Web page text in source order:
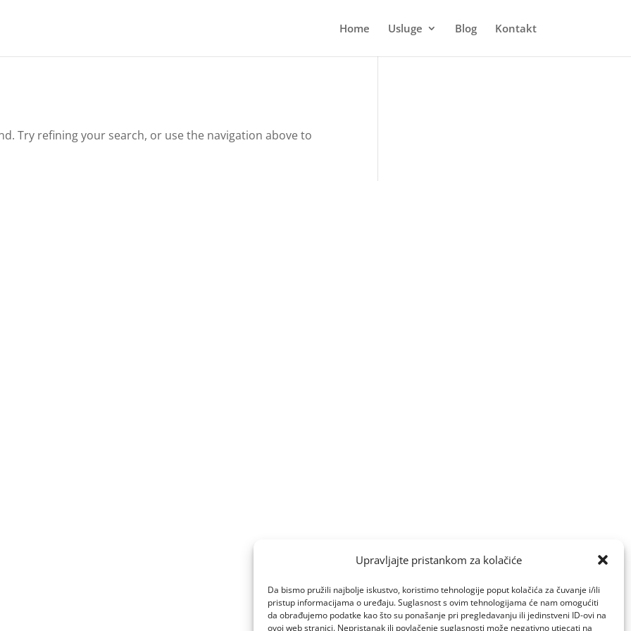
Upravljajte pristankom za kolačiće
Da bismo pružili najbolje iskustvo, koristimo tehnologije poput kolačića za čuvanje i/ili
pristup informacijama o uređaju. Suglasnost s ovim tehnologijama će nam omogućiti
da obrađujemo podatke kao što su ponašanje pri pregledavanju ili jedinstveni ID-ovi na
ovoj web stranici. Nepristanak ili povlačenje suglasnosti može negativno utjecati na
Home Usluge Blog Kontakt
Try refining your search, or use the navigation above to